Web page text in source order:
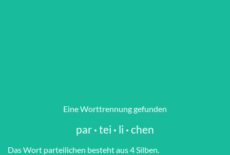
Eine Worttrennung gefunden
par · tei · li · chen
Das Wort par­tei­li­chen besteht aus 4 Silben.